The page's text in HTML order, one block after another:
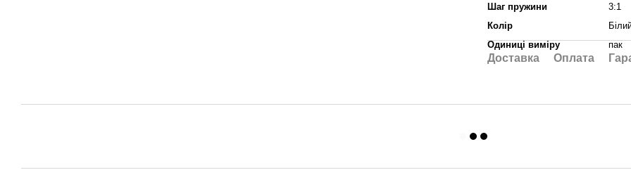
Шаг пружини
3:1
Колір
Одиниці виміру
пак
Доставка Оплата